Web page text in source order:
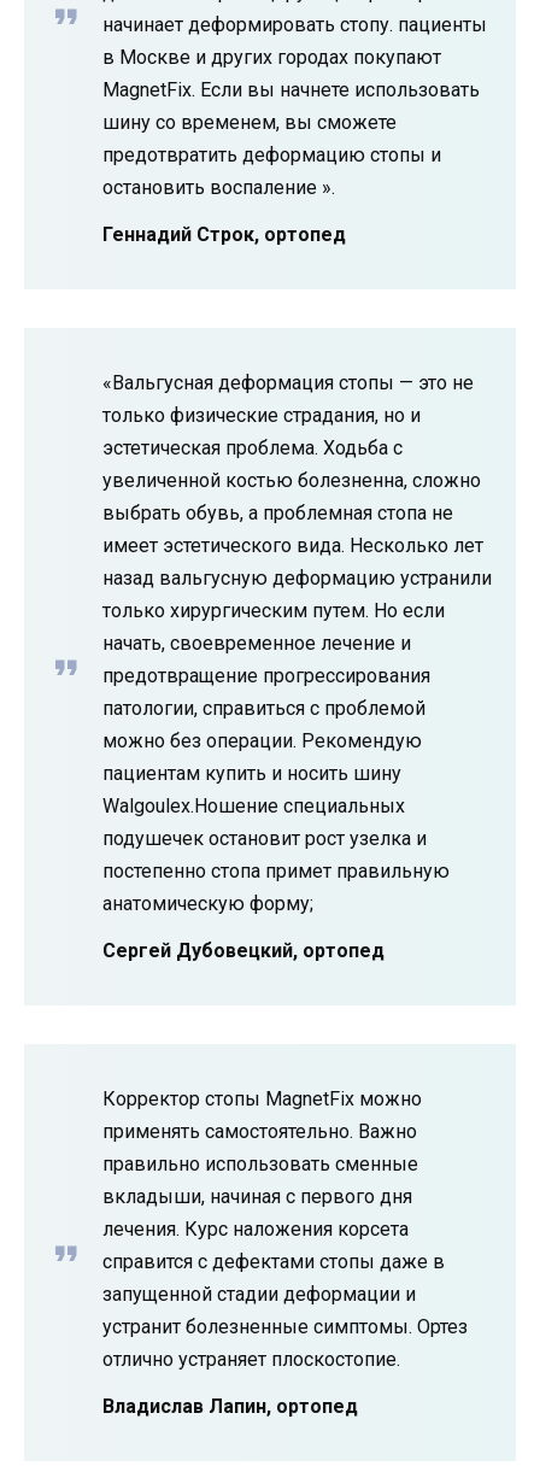
начинает деформировать стопу. пациенты
в Москве и других городах покупают
MagnetFix. Если вы начнете использовать
шину со временем, вы сможете
предотвратить деформацию стопы и
остановить воспаление ».
Геннадий Строк, ортопед
«Вальгусная деформация стопы — это не
только физические страдания, но и
эстетическая проблема. Ходьба с
увеличенной костью болезненна, сложно
выбрать обувь, а проблемная стопа не
имеет эстетического вида. Несколько лет
назад вальгусную деформацию устранили
только хирургическим путем. Но если
начать, своевременное лечение и
предотвращение прогрессирования
патологии, справиться с проблемой
можно без операции. Рекомендую
пациентам купить и носить шину
Walgoulex.Ношение специальных
подушечек остановит рост узелка и
постепенно стопа примет правильную
анатомическую форму;
Сергей Дубовецкий, ортопед
Корректор стопы MagnetFix можно
применять самостоятельно. Важно
правильно использовать сменные
вкладыши, начиная с первого дня
лечения. Курс наложения корсета
справится с дефектами стопы даже в
запущенной стадии деформации и
устранит болезненные симптомы. Ортез
отлично устраняет плоскостопие.
Владислав Лапин, ортопед